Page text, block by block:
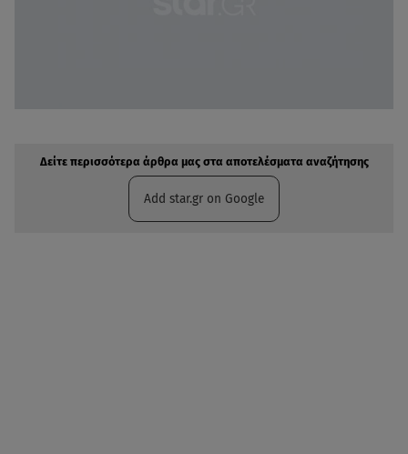
Δείτε περισσότερα άρθρα μας στα αποτελέσματα αναζήτησης
Add star.gr on Google